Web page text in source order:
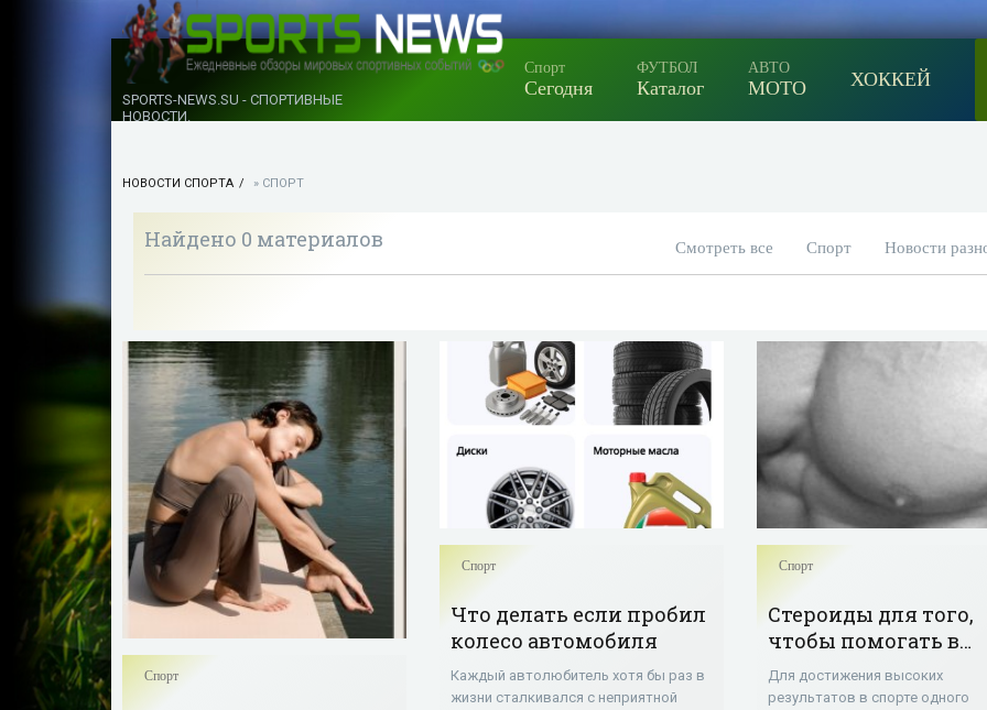
SPORTS-NEWS.SU - СПОРТИВНЫЕ
НОВОСТИ.
Спорт
Сегодня
ФУТБОЛ
Каталог
АВТО
МОТО ХОККЕЙ
НОВОСТИ СПОРТА » СПОРТ
Найдено 0 материалов Смотреть все Спорт Новости
Спорт
Спорт
Что делать если пробил
колесо автомобиля
Каждый автолюбитель хотя бы раз в
жизни сталкивался с неприятной
Спорт
Стероиды для того,
чтобы помогать в
спорте
Для достижения высоких
результатов в спорте одного